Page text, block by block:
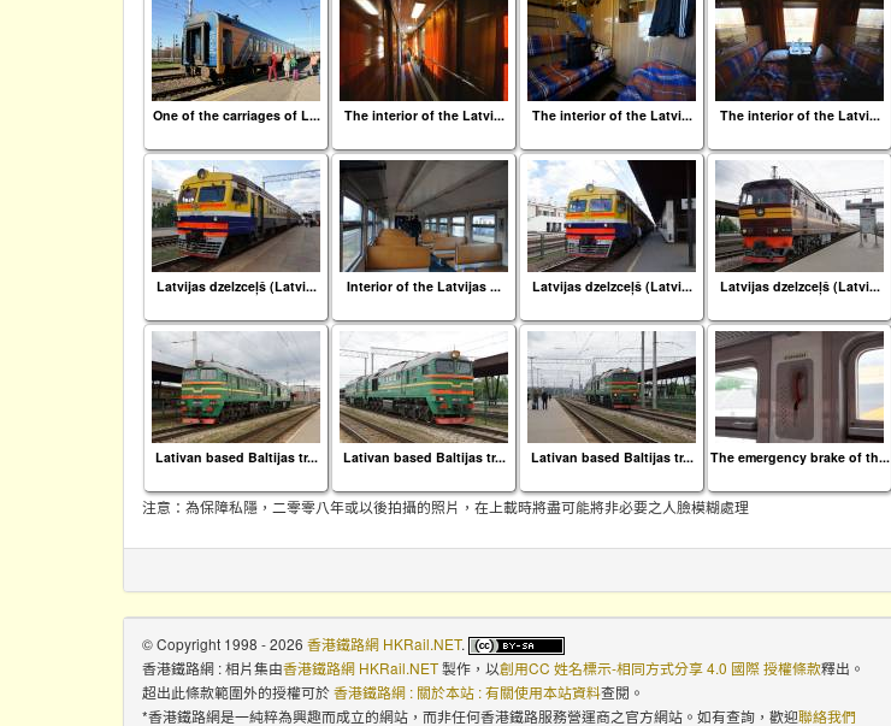
One of the carriages of L... The interior of the Latvi... The interior of the Latvi... The interior of the Latvi...
Latvijas dzelzceļš (Latvi... Interior of the Latvijas ... Latvijas dzelzceļš (Latvi... Latvijas dzelzceļš (Latvi...
Lativan based Baltijas tr... Lativan based Baltijas tr... Lativan based Baltijas tr... The emergency brake of th...
注意：為保障私隱，二零零八年或以後拍攝的照片，在上載時將盡可能將非必要之人臉模糊處理
© Copyright 1998 - 2026 香港鐵路網 HKRail.NET.
香港鐵路網 : 相片集由香港鐵路網 HKRail.NET製作，以創用CC 姓名標示-相同方式分享 4.0 國際 授權條款釋出。
超出此條款範圍外的授權可於香港鐵路網 : 關於本站 : 有關使用本站資料查閱。
*香港鐵路網是一純粹為興趣而成立的網站，而非任何香港鐵路服務營運商之官方網站。如有查詢，歡迎聯絡我們